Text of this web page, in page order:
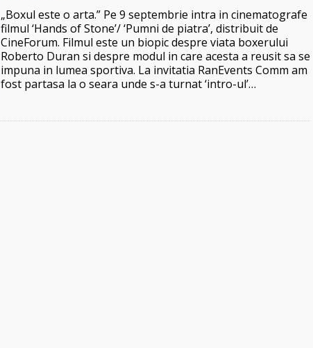
„Boxul este o arta.” Pe 9 septembrie intra in cinematografe
filmul ‘Hands of Stone’/ ‘Pumni de piatra’, distribuit de
CineForum. Filmul este un biopic despre viata boxerului
Roberto Duran si despre modul in care acesta a reusit sa se
impuna in lumea sportiva. La invitatia RanEvents Comm am
fost partasa la o seara unde s-a turnat ‘intro-ul’…